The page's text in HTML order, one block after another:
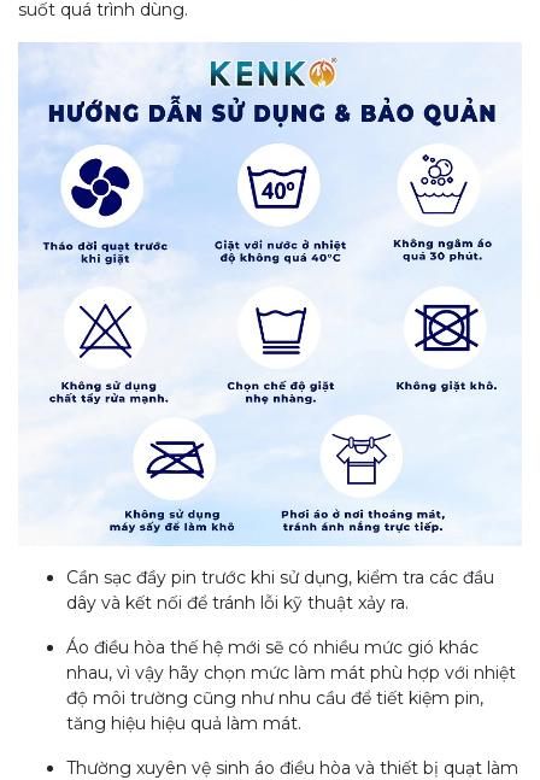
suốt quá trình dùng.
Cần sạc đầy pin trước khi sử dụng, kiểm tra các đầu
dây và kết nối để tránh lỗi kỹ thuật xảy ra.
Áo điều hòa thế hệ mới sẽ có nhiều mức gió khác
nhau, vì vậy hãy chọn mức làm mát phù hợp với nhiệt
độ môi trường cũng như nhu cầu để tiết kiệm pin,
tăng hiệu hiệu quả làm mát.
Thường xuyên vệ sinh áo điều hòa và thiết bị quạt làm